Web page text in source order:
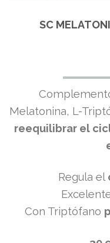
SC
Melatonina, L-
reequilibrar el
​Regula el
Con Triptófano p